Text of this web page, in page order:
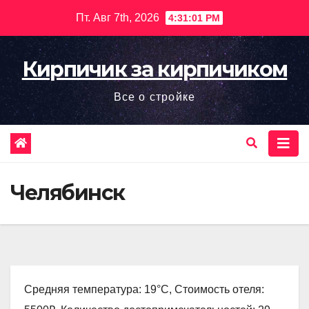
содержимому
Пт. Авг 7th, 2026 4:31:02 PM
Кирпичик за кирпичиком
Все о стройке
Челябинск
Средняя температура: 19°C, Стоимость отеля: